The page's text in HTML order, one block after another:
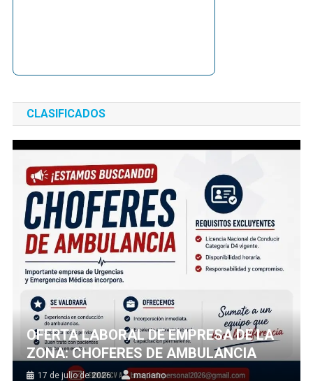
CLASIFICADOS
OFERTA LABORAL DE EMPRESA DE LA
ZONA: CHOFERES DE AMBULANCIA
17 de julio de 2026 mariano